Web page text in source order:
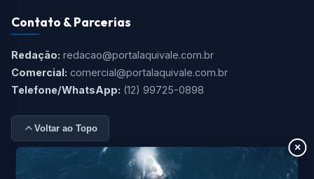
Contato & Parcerias
Redação: redacao@portalaquivale.com.br
Comercial: comercial@portalaquivale.com.br
Telefone/WhatsApp: (12) 99725-0898
Voltar ao Topo
×